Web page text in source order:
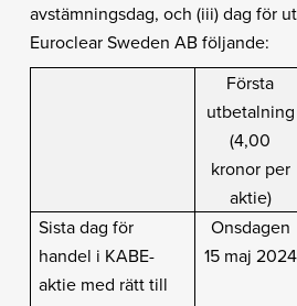
avstämningsdag, och (iii) dag för
Euroclear Sweden AB följande:
Första
utbetalning
(4,00
kronor per
aktie)
Sista dag för
handel i KABE-
aktie med rätt till
Onsdagen
15 maj 2024